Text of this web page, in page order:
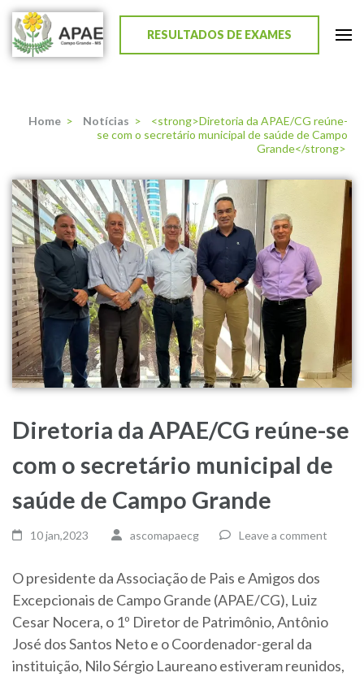
APAE de Campo Grande
RESULTADOS DE EXAMES
Home > Notícias >
<strong>Diretoria da APAE/CG reúne-
se com o secretário municipal de saúde de Campo
Grande</strong>
Diretoria da APAE/CG reúne-se
com o secretário municipal de
saúde de Campo Grande
10 jan,2023 ascomapaecg Leave a comment
O presidente da Associação de Pais e Amigos dos
Excepcionais de Campo Grande (APAE/CG), Luiz
Cesar Nocera, o 1º Diretor de Patrimônio, Antônio
José dos Santos Neto e o Coordenador-geral da
instituição, Nilo Sérgio Laureano estiveram reunidos,